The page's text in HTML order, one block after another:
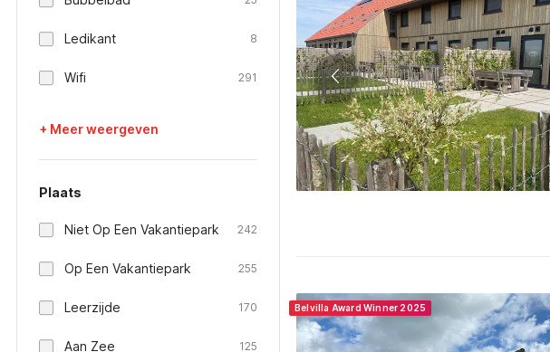
Ledikant 8
Wifi 291
+ Meer weergeven
Plaats
Niet Op Een Vakantiepark 242
Op Een Vakantiepark 255
Leerzijde 170
Aan Zee 125
Belvilla Award Winner 2025